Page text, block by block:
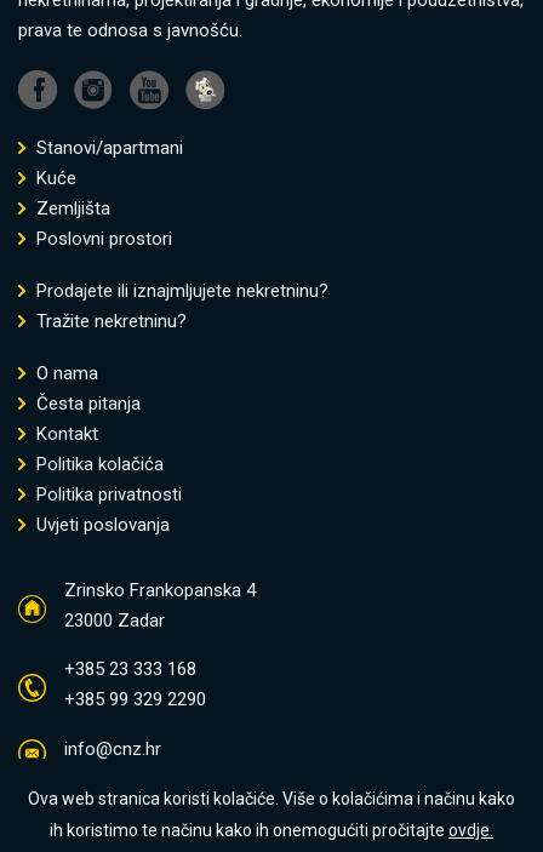
prava te odnosa s javnošću.
Stanovi/apartmani
Kuće
Zemljišta
Poslovni prostori
Prodajete ili iznajmljujete nekretninu?
Tražite nekretninu?
O nama
Česta pitanja
Kontakt
Politika kolačića
Politika privatnosti
Uvjeti poslovanja
Zrinsko Frankopanska 4
23000 Zadar
+385 23 333 168
+385 99 329 2290
info@cnz.hr
Ova web stranica koristi kolačiće. Više o kolačićima i načinu kako
ih koristimo te načinu kako ih onemogućiti pročitajte ovdje.